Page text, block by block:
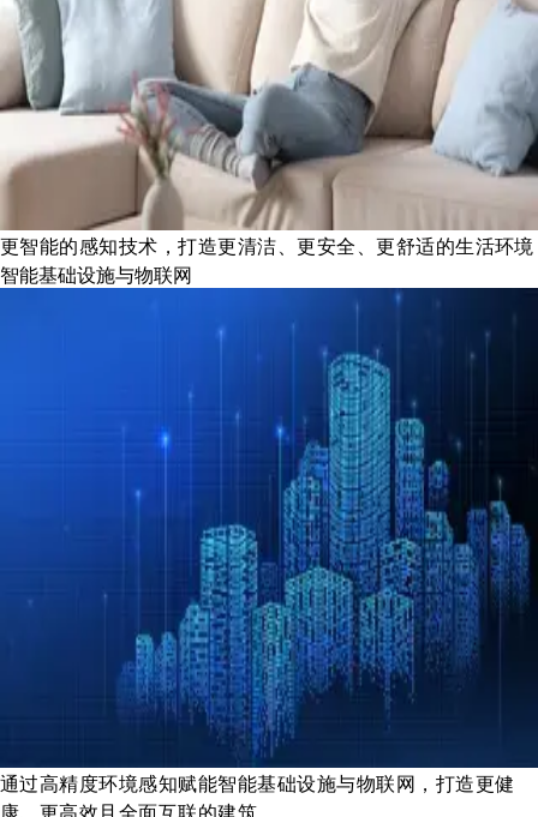
更智能的感知技术，打造更清洁、更安全、更舒适的生活环境
智能基础设施与物联网
通过高精度环境感知赋能智能基础设施与物联网，打造更健
康、更高效且全面互联的建筑